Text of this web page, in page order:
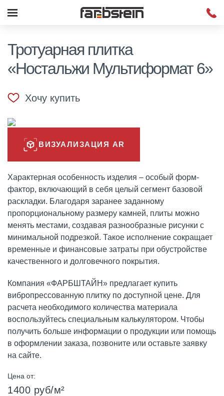
Тротуарная плитка
«Ностальжи Мультиформат 6»
Хочу купить
ВИЗУАЛИЗАЦИЯ AR
Характерная особенность изделия – особый форм-
фактор, включающий в себя целый сегмент базовой
раскладки. Благодаря заранее заданному
пропорциональному размеру камней, плиты можно
менять местами, создавая разнообразные рисунки с
минимальной подрезкой. Такое исполнение сокращает
временные и финансовые затраты при обустройстве
качественного и долговечного покрытия.
Компания «ФАРБШТАЙН» предлагает купить
вибропрессованную плитку по доступной цене. Для
расчета необходимого количества материала
воспользуйтесь специальным калькулятором. Чтобы
получить больше информации о продукции или помощь
в оформлении заказа, позвоните или оставьте заявку
на сайте.
Цена от:
1400 руб/м²